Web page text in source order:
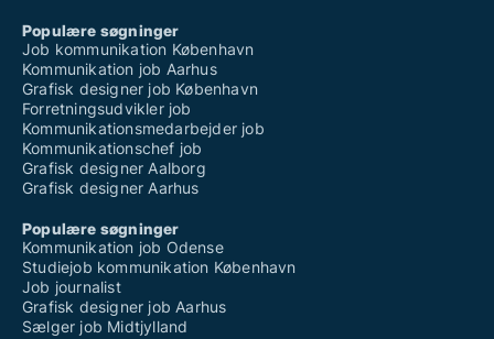
Populære søgninger
Job kommunikation København
Kommunikation job Aarhus
Grafisk designer job København
Forretningsudvikler job
Kommunikationsmedarbejder job
Kommunikationschef job
Grafisk designer Aalborg
Grafisk designer Aarhus
Populære søgninger
Kommunikation job Odense
Studiejob kommunikation København
Job journalist
Grafisk designer job Aarhus
Sælger job Midtjylland